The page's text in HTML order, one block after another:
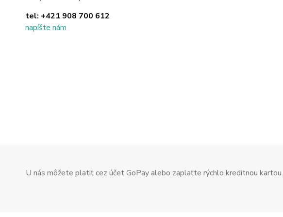
tel: +421 908 700 612
napíšte nám
U nás môžete platiť cez účet GoPay alebo zaplaťte rýchlo kreditnou kartou.